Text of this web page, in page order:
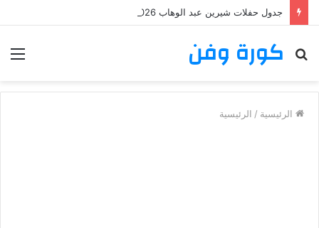
كورة وفن
بحث
الرئيسية / الرئيسية